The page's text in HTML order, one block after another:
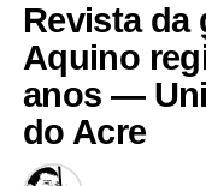
Revista da
Aquino
anos —
do Acre